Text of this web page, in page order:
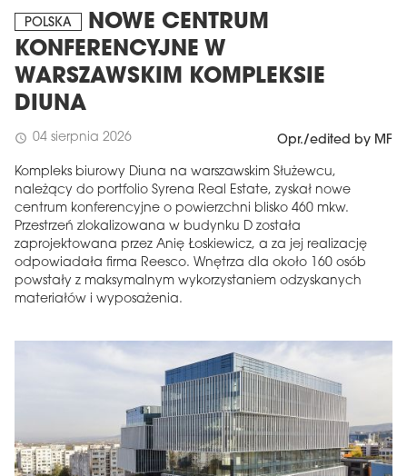
POLSKA
NOWE CENTRUM
KONFERENCYJNE W
WARSZAWSKIM KOMPLEKSIE
DIUNA
schedule 04 sierpnia 2026 Opr./edited by MF
Kompleks biurowy Diuna na warszawskim Służewcu,
należący do portfolio Syrena Real Estate, zyskał nowe
centrum konferencyjne o powierzchni blisko 460 mkw.
Przestrzeń zlokalizowana w budynku D została
zaprojektowana przez Anię Łoskiewicz, a za jej realizację
odpowiadała firma Reesco. Wnętrza dla około 160 osób
powstały z maksymalnym wykorzystaniem odzyskanych
materiałów i wyposażenia.